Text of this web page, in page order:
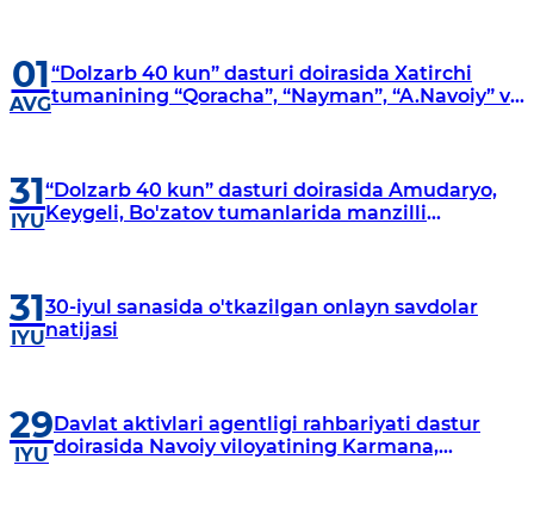
01
AVG
“Dolzarb 40 kun” dasturi doirasida Xatirchi
tumanining “Qoracha”, “Nayman”, “A.Navoiy” va
31
IYU
“Dolzarb 40 kun” dasturi doirasida Amudaryo,
Keygeli, Bo'zatov tumanlarida manzilli
31
IYU
30-iyul sanasida o'tkazilgan onlayn savdolar
natijasi
29
IYU
Davlat aktivlari agentligi rahbariyati dastur
doirasida Navoiy viloyatining Karmana,